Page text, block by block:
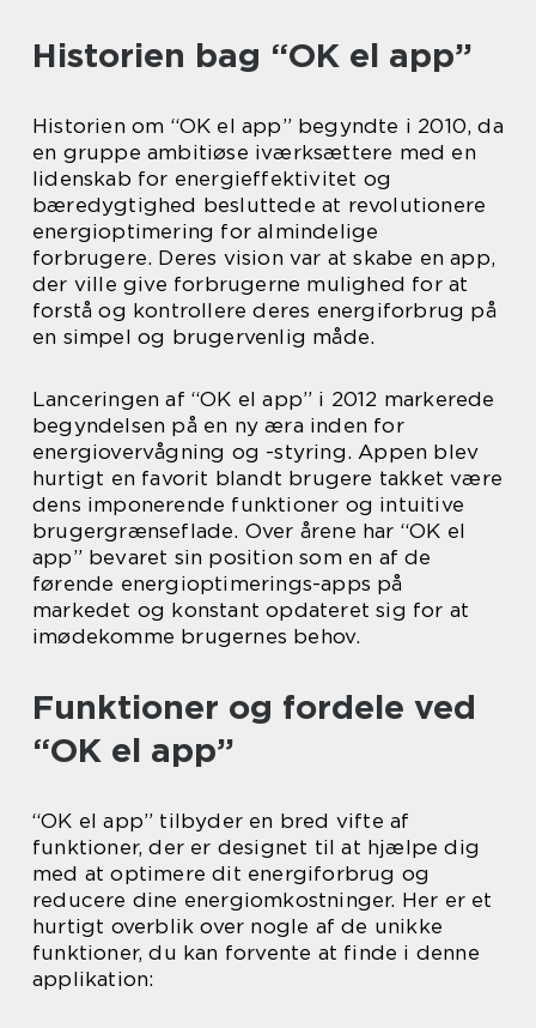
Historien bag “OK el app”
Historien om “OK el app” begyndte i 2010, da
en gruppe ambitiøse iværksættere med en
lidenskab for energieffektivitet og
bæredygtighed besluttede at revolutionere
energioptimering for almindelige
forbrugere. Deres vision var at skabe en app,
der ville give forbrugerne mulighed for at
forstå og kontrollere deres energiforbrug på
en simpel og brugervenlig måde.
Lanceringen af “OK el app” i 2012 markerede
begyndelsen på en ny æra inden for
energiovervågning og -styring. Appen blev
hurtigt en favorit blandt brugere takket være
dens imponerende funktioner og intuitive
brugergrænseflade. Over årene har “OK el
app” bevaret sin position som en af de
førende energioptimerings-apps på
markedet og konstant opdateret sig for at
imødekomme brugernes behov.
Funktioner og fordele ved
“OK el app”
“OK el app” tilbyder en bred vifte af
funktioner, der er designet til at hjælpe dig
med at optimere dit energiforbrug og
reducere dine energiomkostninger. Her er et
hurtigt overblik over nogle af de unikke
funktioner, du kan forvente at finde i denne
applikation: